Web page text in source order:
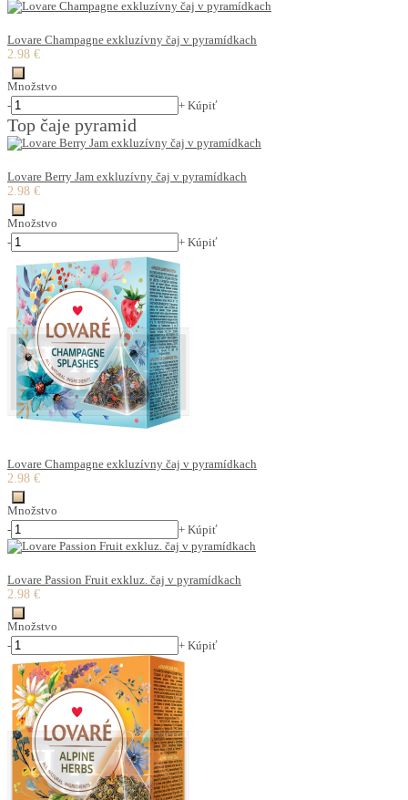
Lovare Champagne exkluzívny čaj v pyramídkach
2.98 €
Množstvo
-
+ Kúpiť
Top čaje pyramid
Lovare Berry Jam exkluzívny čaj v pyramídkach
2.98 €
Množstvo
-
+ Kúpiť
Lovare Champagne exkluzívny čaj v pyramídkach
2.98 €
Množstvo
-
+ Kúpiť
Lovare Passion Fruit exkluz. čaj v pyramídkach
2.98 €
Množstvo
-
+ Kúpiť